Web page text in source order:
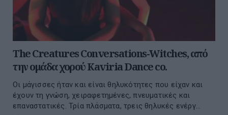
The Creatures Conversations-Witches, από
την ομάδα χορού Kaviria Dance co.
Οι μάγισσες ήταν και είναι θηλυκότητες που είχαν και
έχουν τη γνώση, χειραφετημένες, πνευματικές και
επαναστατικές. Τρία πλάσματα, τρεις θηλυκές ενέργ...